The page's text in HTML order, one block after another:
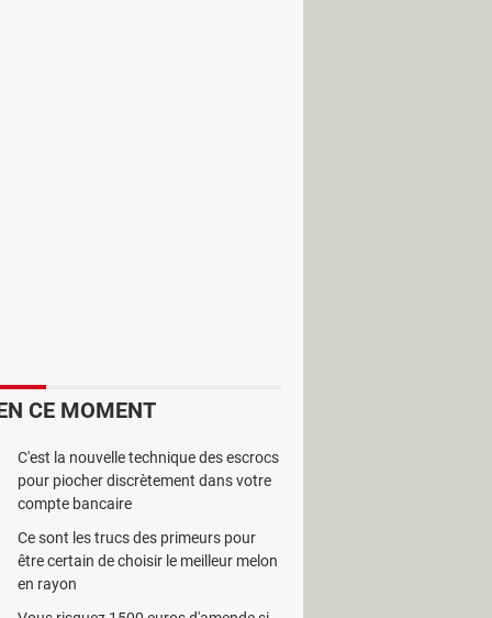
Des délestages ponctuels et
d'électricité, l'opérateur public
cela "
durée maximale de deux
la consommation instantanée du
des régions entières ou même
fortement impacter Internet, la
situation inédite, comme en
mieux la situation, et qu'
CE MOMENT
C'est la nouvelle technique des escrocs
pour piocher discrètement dans votre
compte bancaire
Ce sont les trucs des primeurs pour
être certain de choisir le meilleur melon
en rayon